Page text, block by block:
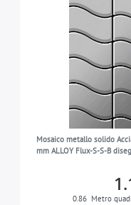
Mosaico metallo solido
mm ALLOY Flux-S-S-B
0.86 Metro